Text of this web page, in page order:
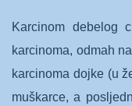
Karcinom debelog
karcinoma, odmah
karcinoma dojke (u
muškarce, a